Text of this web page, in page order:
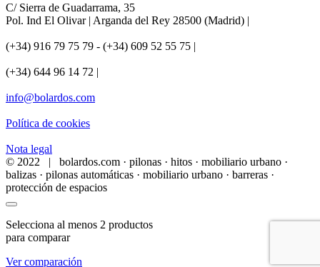
C/ Sierra de Guadarrama, 35
Pol. Ind El Olivar | Arganda del Rey 28500 (Madrid) |
(+34) 916 79 75 79 - (+34) 609 52 55 75 |
(+34) 644 96 14 72 |
info@bolardos.com
Política de cookies
Nota legal
© 2022 | bolardos.com · pilonas · hitos · mobiliario urbano ·
balizas · pilonas automáticas · mobiliario urbano · barreras ·
protección de espacios
Selecciona al menos 2 productos
para comparar
Ver comparación